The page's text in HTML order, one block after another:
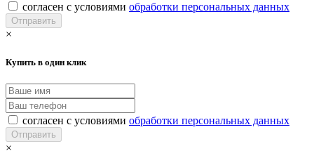
согласен с условиями обработки персональных данных
×
Купить в один клик
согласен с условиями обработки персональных данных
×